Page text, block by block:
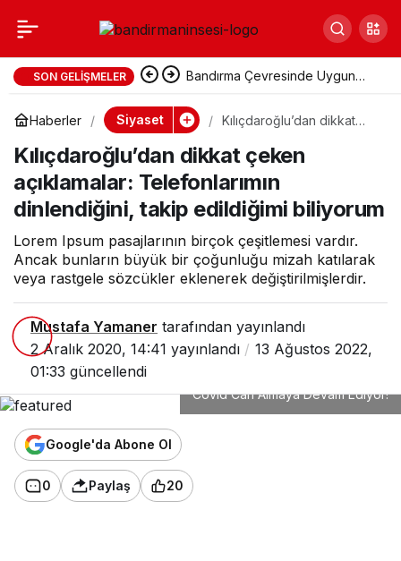
SON GELIŞMELER Bandırma Çevresinde Uygun
Fiyatlı Tatil Yerleri
Haberler Siyaset
Kılıçdaroğlu’dan dikkat
Telefonlarımın
dinlendiğini, takip
edildiğimi biliyorum
Kılıçdaroğlu’dan dikkat çeken
açıklamalar: Telefonlarımın
dinlendiğini, takip edildiğimi biliyorum
Lorem Ipsum pasajlarının birçok çeşitlemesi vardır.
Ancak bunların büyük bir çoğunluğu mizah katılarak
veya rastgele sözcükler eklenerek değiştirilmişlerdir.
Mustafa Yamaner tarafından yayınlandı
2 Aralık 2020, 14:41 yayınlandı
13 Ağustos 2022,
01:33 güncellendi
Covid Can Almaya Devam Ediyor!
Google'da Abone Ol
0 Paylaş 20
Kılıçdaroğlu’dan
dikkat çeken
açıklamalar:
Telefonlarımın
dinlendiğini, takip
edildiğimi biliyorum
Paylaş